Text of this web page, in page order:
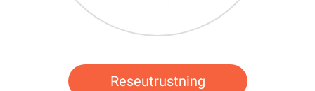
Reseutrustning